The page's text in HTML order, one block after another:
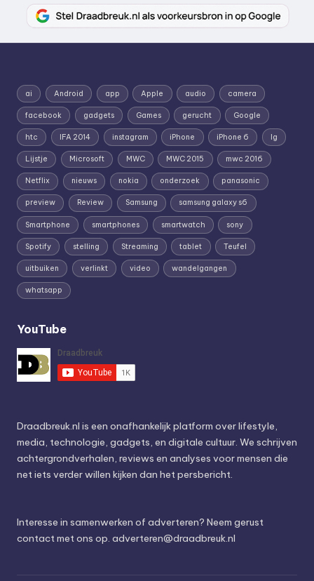
ai Android app Apple audio camera
facebook gadgets Games gerucht Google
htc IFA 2014 instagram iPhone iPhone 6 lg
Lijstje Microsoft MWC MWC 2015 mwc 2016
Netflix nieuws nokia onderzoek panasonic
preview Review Samsung samsung galaxy s6
Smartphone smartphones smartwatch sony
Spotify stelling Streaming tablet Teufel
uitbuiken verlinkt video wandelgangen
whatsapp
YouTube
Draadbreuk.nl is een onafhankelijk platform over lifestyle,
media, technologie, gadgets, en digitale cultuur. We schrijven
achtergrondverhalen, reviews en analyses voor mensen die
net iets verder willen kijken dan het persbericht.
Interesse in samenwerken of adverteren? Neem gerust
contact met ons op. adverteren@draadbreuk.nl